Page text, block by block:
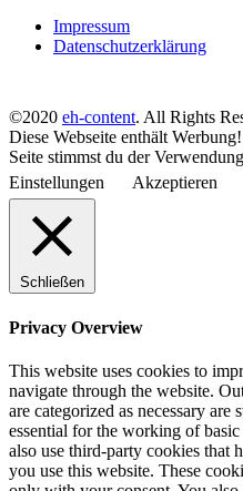
Impressum
Datenschutzerklärung
©2020 eh-content. All Rights
Diese Webseite enthält
Seite stimmst du der
Einstellungen
Akzeptieren
Schließen
Privacy Overview
This website uses cookies to
navigate through the website.
are categorized as necessary
essential for the working of
also use third-party cookies that
you use this website. These